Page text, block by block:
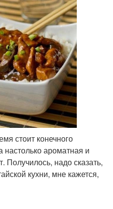
стоит конечного
настолько ароматная и
Получилось, надо сказать,
кухни, мне кажется,